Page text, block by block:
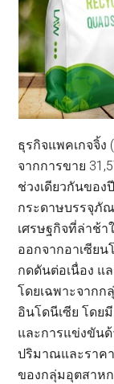
ธุรกิจแพคเกจจิ้ง
จากการขาย
ช่วงเดียวกันของ
กระดาษบรรจุภั
เศรษฐกิจที่ล่าช้
ออกจากอาเซียน
กดดันต่อเนื่อง แ
โดยเฉพาะจาก
อินโดนีเซีย โดย
และการแข่งขัน
ปริมาณและราค
ของกลุ่มอุตสาห